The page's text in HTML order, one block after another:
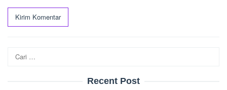
Cari
untuk:
Recent Post